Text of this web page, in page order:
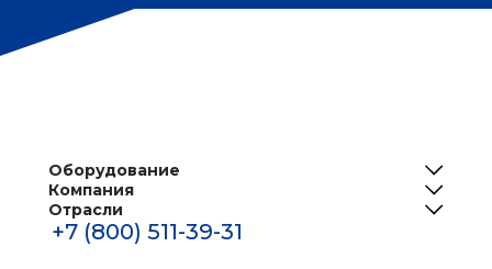
Оборудование
ИБП
Решения для телеком
Компания
О нас
Реализованные проекты
Отрасли
Центры обработки данных
+7 (800) 511-39-31